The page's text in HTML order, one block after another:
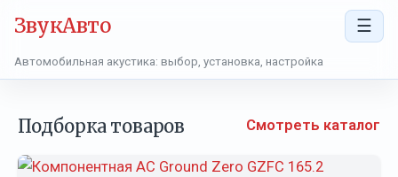
ЗвукАвто ☰
Автомобильная акустика: выбор, установка, настройка
Подборка товаров Смотреть каталог